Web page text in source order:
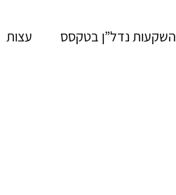
השקעות נדל”ן בטקסס עצות